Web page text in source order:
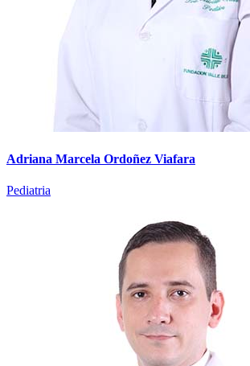
Adriana Marcela Ordoñez Viafara
Pediatria